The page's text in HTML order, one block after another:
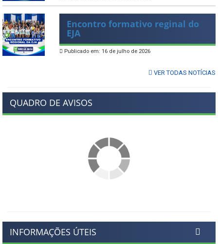
Encontro formativo reginal do
EJA
Publicado em: 16 de julho de 2026
VER TODAS NOTÍCIAS
QUADRO DE AVISOS
INFORMAÇÕES ÚTEIS